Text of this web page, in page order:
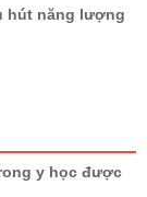
hút năng lượng
y học được